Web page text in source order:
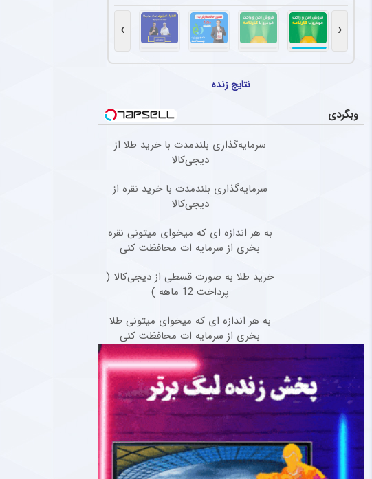
باشگاه استقلال با انتشار اطلاعیه‌ای از پایان همکاری با رامین رضاییان خبر داد.
اخبار ضدحال سنگین تیم مطرح عربی به پرسپولیس و مهدی تارتار
پرسپولیس پیشنهادی ۱.۷ تا ۲ میلیون دلاری به یاسر آسانی، وینگر استقلال، ارائه کرد، اما او نپذیرفت. آسانی تأکید کرد در فوتبال ایران فقط برای استقلال بازی خواهد کرد.
احتمال بازگشت ستاره گابنی به استقلال افزایش یافت
آن طور که از شواهد و قرائن پیداست، دیدیه اندونگ در مسیر بازگشت به استقلال قرار دارد.
‹
›
نتایج زنده
وبگردی
سرمایه‌گذاری بلندمدت با خرید طلا از
دیجی‌کالا
سرمایه‌گذاری بلندمدت با خرید نقره از
دیجی‌کالا
به هر اندازه ای که میخوای میتونی نقره
بخری از سرمایه ات محافظت کنی
خرید طلا به صورت قسطی از دیجی‌کالا (
پرداخت 12 ماهه )
به هر اندازه ای که میخوای میتونی طلا
بخری از سرمایه ات محافظت کنی